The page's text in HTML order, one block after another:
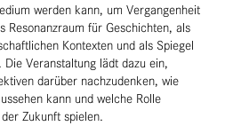
werden kann, um Vergangenheit
Resonanzraum für Geschichten, als
Kontexten und als Spiegel
Veranstaltung lädt dazu ein,
darüber nachzudenken, wie
kann und welche Rolle
Zukunft spielen.